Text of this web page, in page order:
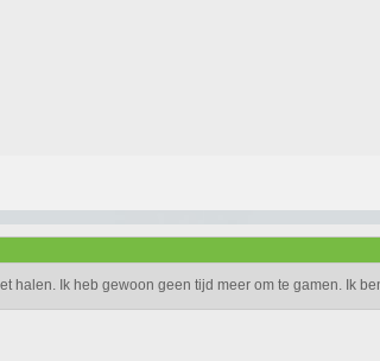
halen. Ik heb gewoon geen tijd meer om te gamen. Ik